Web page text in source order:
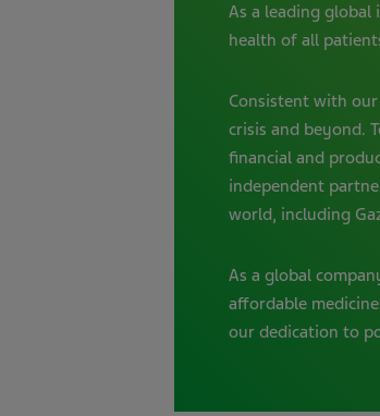
As a leading
health of all
Consistent with
crisis and beyond.
financial and
independent
world, including
As a global
affordable
our dedication to